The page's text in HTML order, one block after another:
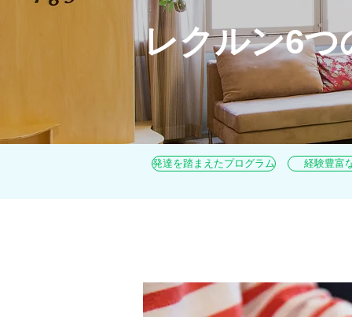
レクルン6つ
発達を踏まえたプログラム 経験豊富